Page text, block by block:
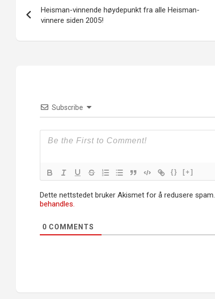
Heisman-vinnende høydepunkt fra alle Heisman-
vinnere siden 2005!
Subscribe
{} [+]
Dette nettstedet bruker Akismet for å redusere spam.
behandles.
0 COMMENTS